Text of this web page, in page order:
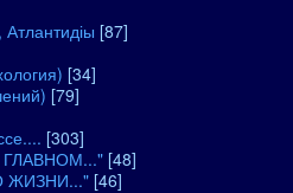
[87]
[34]
[79]
[303]
ГЛАВНОМ..." [48]
ЖИЗНИ..." [46]